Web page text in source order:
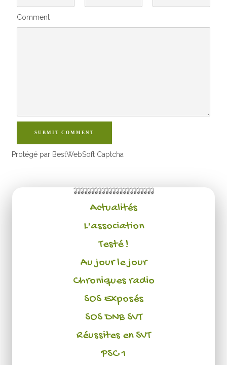
Comment
SUBMIT COMMENT
Protégé par BestWebSoft Captcha
Actualités
L'association
Testé !
Au jour le jour
Chroniques radio
SOS Exposés
SOS DNB SVT
Réussites en SVT
PSC 1